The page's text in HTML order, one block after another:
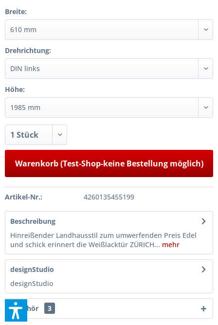
Breite:
Drehrichtung:
Höhe:
Warenkorb (Test-Shop-keine Bestellung möglich)
Artikel-Nr.: 4260135455199
Beschreibung
Hinreißender Landhausstil zum umwerfenden Preis Edel
und schick erinnert die Weißlacktür ZÜRICH... mehr
designStudio
designStudio
Zubehör 3